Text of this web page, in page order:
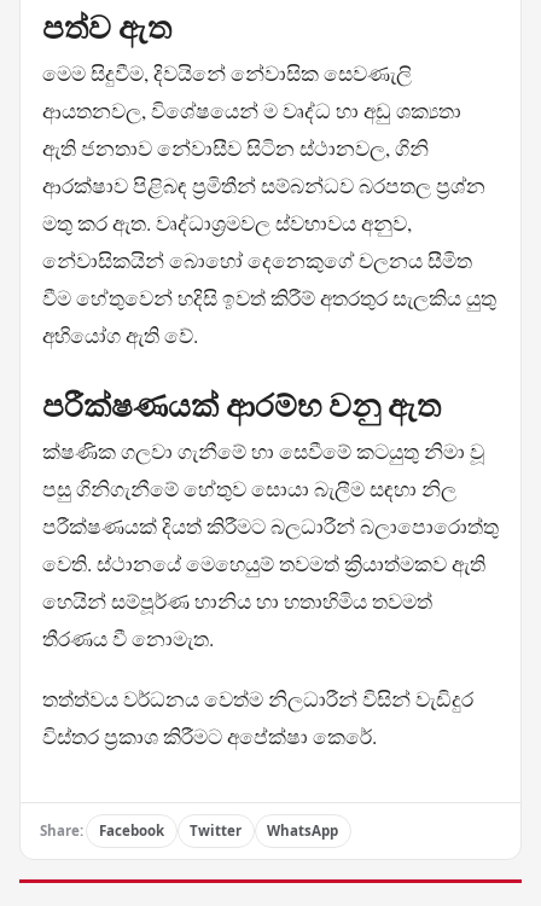
පත්ව ඇත
මෙම සිදුවීම, දිවයිනේ නේවාසික සෙවණැලි
ආයතනවල, විශේෂයෙන් ම වෘද්ධ හා අඩු ශක්‍යතා
ඇති ජනතාව නේවාසීව සිටින ස්ථානවල, ගිනි
ආරක්ෂාව පිළිබඳ ප්‍රමිතීන් සම්බන්ධව බරපතල ප්‍රශ්න
මතු කර ඇත. වෘද්ධාශ්‍රමවල ස්වභාවය අනුව,
නේවාසිකයින් බොහෝ දෙනෙකුගේ චලනය සීමිත
වීම හේතුවෙන් හදිසි ඉවත් කිරීම් අතරතුර සැලකිය යුතු
අභියෝග ඇති වේ.
පරීක්ෂණයක් ආරම්භ වනු ඇත
ක්ෂණික ගලවා ගැනීමේ හා සෙවීමේ කටයුතු නිමා වූ
පසු ගිනිගැනීමේ හේතුව සොයා බැලීම සඳහා නිල
පරීක්ෂණයක් දියත් කිරීමට බලධාරීන් බලාපොරොත්තු
වෙති. ස්ථානයේ මෙහෙයුම් තවමත් ක්‍රියාත්මකව ඇති
හෙයින් සම්පූර්ණ හානිය හා හතාහිමිය තවමත්
තීරණය වී නොමැත.
තත්ත්වය වර්ධනය වෙත්ම නිලධාරීන් විසින් වැඩිදුර
විස්තර ප්‍රකාශ කිරීමට අපේක්ෂා කෙරේ.
Share: Facebook Twitter WhatsApp